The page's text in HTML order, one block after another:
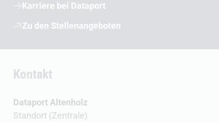
Karriere bei Dataport
Zu den Stellenangeboten
Kontakt
Dataport Altenholz
Standort (Zentrale)